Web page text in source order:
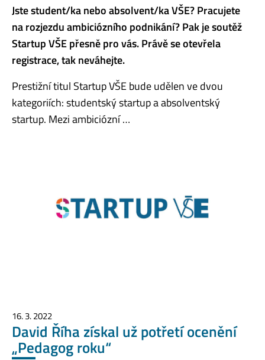
Jste student/ka nebo absolvent/ka VŠE? Pracujete
na rozjezdu ambiciózního podnikání? Pak je soutěž
Startup VŠE přesně pro vás. Právě se otevřela
registrace, tak neváhejte.
Prestižní titul Startup VŠE bude udělen ve dvou
kategoriích: studentský startup a absolventský
startup. Mezi ambiciózní …
16. 3. 2022
David Říha získal už potřetí ocenění
„Pedagog roku“